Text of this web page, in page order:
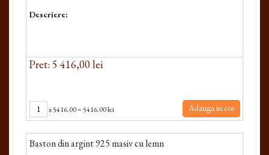
Descriere:
Pret: 5 416,00 lei
x5416.00= 5416.00 lei Adauga in cos
Baston din argint 925 masiv cu lemn